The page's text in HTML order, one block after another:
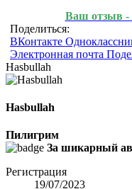
Ваш отзыв -
Поделиться:
ВКонтакте
Электронная почта
Hasbullah
Hasbullah
Пилигрим
За шикарный
Регистрация
19/07/2023